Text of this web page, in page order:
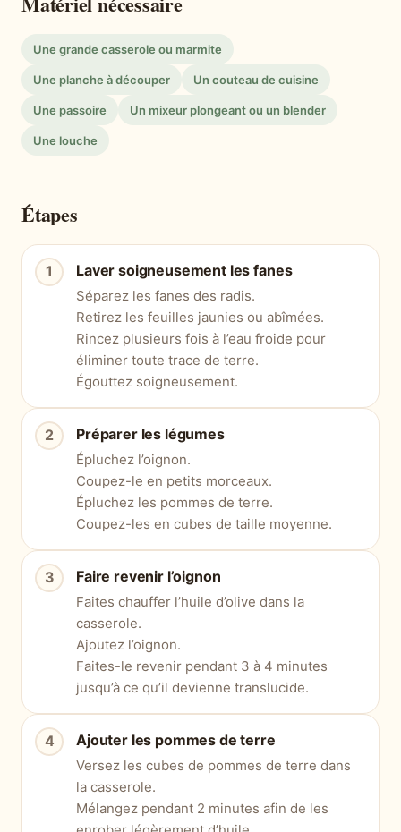
Une grande casserole ou marmite
Une planche à découper Un couteau de cuisine
Une passoire Un mixeur plongeant ou un blender
Une louche
Étapes
Laver soigneusement les fanes
Séparez les fanes des radis.
Retirez les feuilles jaunies ou abîmées.
Rincez plusieurs fois à l’eau froide pour
éliminer toute trace de terre.
Égouttez soigneusement.
Préparer les légumes
Épluchez l’oignon.
Coupez-le en petits morceaux.
Épluchez les pommes de terre.
Coupez-les en cubes de taille moyenne.
Faire revenir l’oignon
Faites chauffer l’huile d’olive dans la
casserole.
Ajoutez l’oignon.
Faites-le revenir pendant 3 à 4 minutes
jusqu’à ce qu’il devienne translucide.
Ajouter les pommes de terre
Versez les cubes de pommes de terre dans
la casserole.
Mélangez pendant 2 minutes afin de les